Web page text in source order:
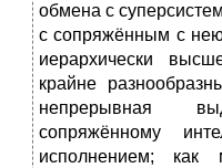
обмена с
с сопряжённым с
иерархически
крайне
непрерывная
сопряжённому
исполнением; как